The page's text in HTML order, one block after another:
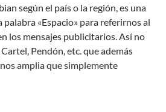
según el país o la región, es una
«Espacio» para referirnos al
los mensajes publicitarios. Así no
Pendón, etc. que además
amplia que simplemente